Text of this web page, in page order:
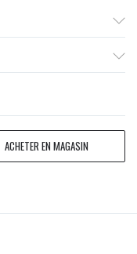
ACHETER EN MAGASIN